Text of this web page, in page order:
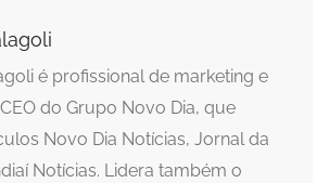
é profissional de marketing e
do Grupo Novo Dia, que
Novo Dia Notícias, Jornal da
Notícias. Lidera também o